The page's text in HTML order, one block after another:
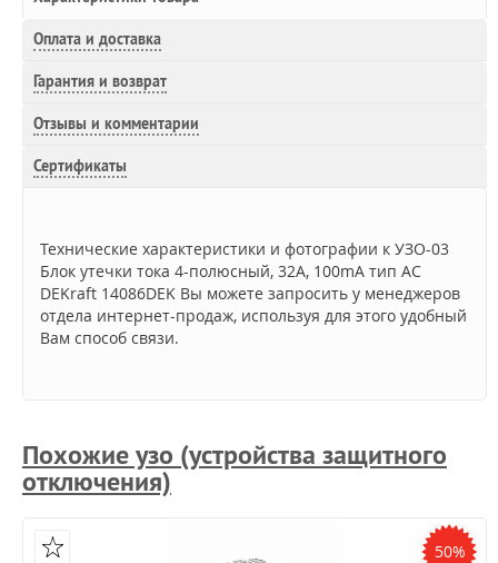
Оплата и доставка
Гарантия и возврат
Отзывы и комментарии
Сертификаты
Технические характеристики и фотографии к УЗО-03
Блок утечки тока 4-полюсный, 32А, 100mA тип AC
DEKraft 14086DEK Вы можете запросить у менеджеров
отдела интернет-продаж, используя для этого удобный
Вам способ связи.
Похожие узо (устройства защитного
отключения)
50%